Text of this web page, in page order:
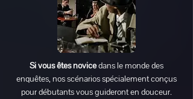
Si vous êtes novicedans le monde des
enquêtes, nos scénarios spécialement conçus
pour débutants vous guideront en douceur.